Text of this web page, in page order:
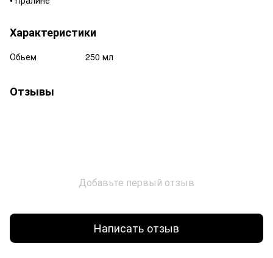
Характеристики
Обьем 250 мл
Отзывы
Добавьте первый отзыв
Написать отзыв